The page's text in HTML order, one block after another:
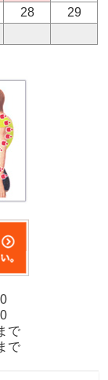
28
29
で
で